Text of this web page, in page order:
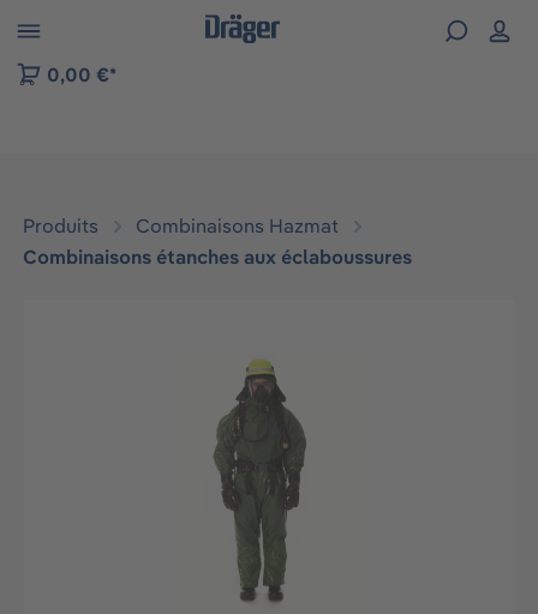
to B2B platform navigation
0,00 €*
Produits
Combinaisons Hazmat
Combinaisons étanches aux éclaboussures
Ignorer la galerie d'images